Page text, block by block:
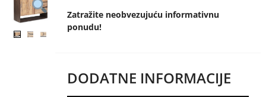
Zatražite neobvezujuću informativnu
ponudu!
DODATNE INFORMACIJE